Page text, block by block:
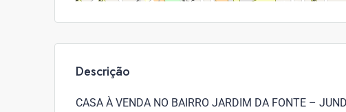
Descrição
CASA À VENDA NO BAIRRO JARDIM DA FONTE –